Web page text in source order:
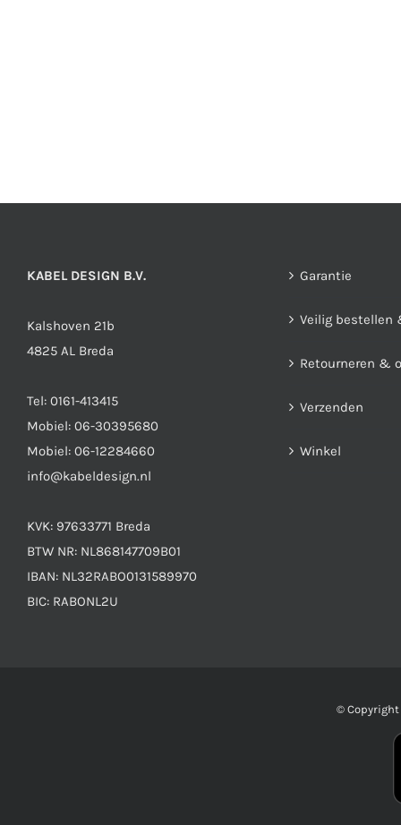
KABEL DESIGN B.V.
Kalshoven 21b
4825 AL Breda
Tel: 0161-413415
Mobiel: 06-30395680
Mobiel: 06-12284660
info@kabeldesign.nl
KVK: 97633771 Breda
BTW NR: NL868147709B01
IBAN: NL32RABO0131589970
BIC: RABONL2U
Garantie
Veilig bestellen
Retourneren &
Verzenden
Winkel
© Copyright